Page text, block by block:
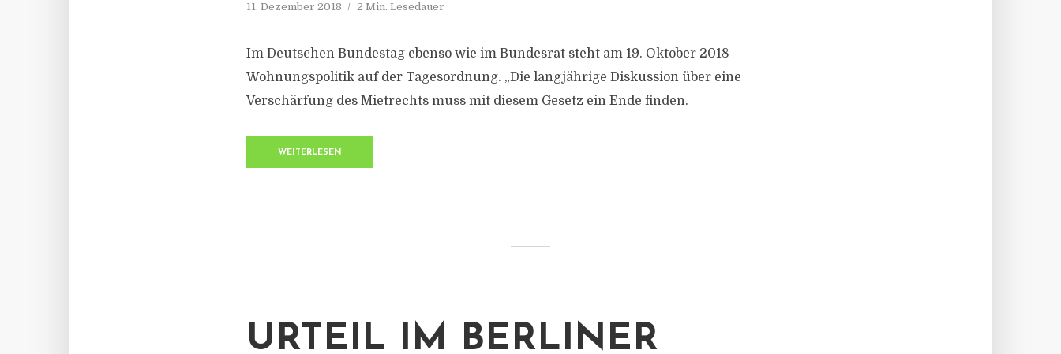
11. Dezember 2018 2 Min. Lesedauer
Im Deutschen Bundestag ebenso wie im Bundesrat steht am 19. Oktober 2018
Wohnungspolitik auf der Tagesordnung. „Die langjährige Diskussion über eine
Verschärfung des Mietrechts muss mit diesem Gesetz ein Ende finden.
WEITERLESEN
URTEIL IM BERLINER